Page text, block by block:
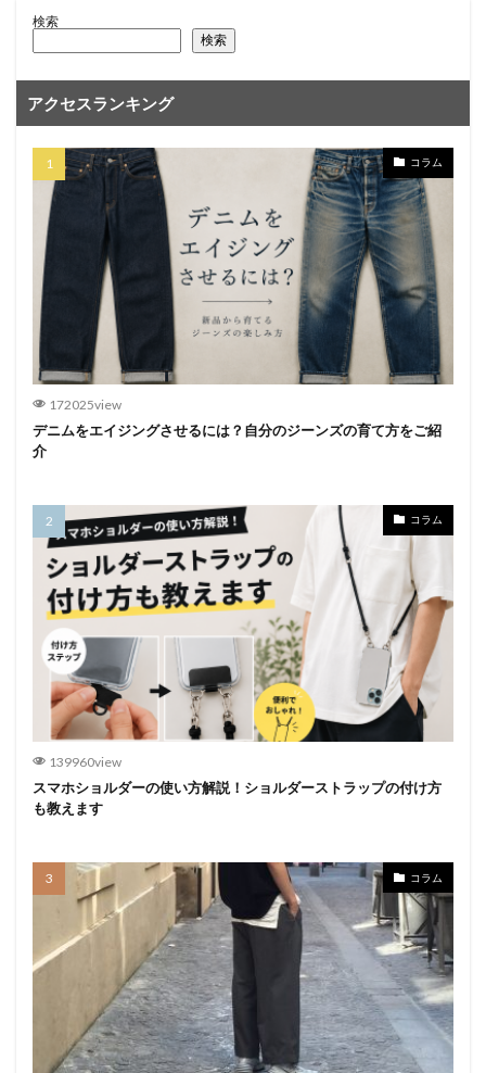
検索
検索
アクセスランキング
コラム
172025view
デニムをエイジングさせるには？自分のジーンズの育て方をご紹
介
コラム
139960view
スマホショルダーの使い方解説！ショルダーストラップの付け方
も教えます
コラム